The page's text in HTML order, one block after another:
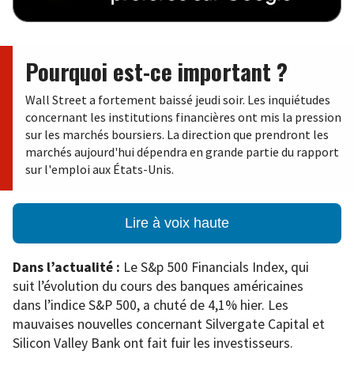
Pourquoi est-ce important ?
Wall Street a fortement baissé jeudi soir. Les inquiétudes
concernant les institutions financières ont mis la pression
sur les marchés boursiers. La direction que prendront les
marchés aujourd'hui dépendra en grande partie du rapport
sur l'emploi aux États-Unis.
Lire à voix haute
Dans l’actualité : Le S&p 500 Financials Index, qui
suit l’évolution du cours des banques américaines
dans l’indice S&P 500, a chuté de 4,1% hier. Les
mauvaises nouvelles concernant Silvergate Capital et
Silicon Valley Bank ont fait fuir les investisseurs.